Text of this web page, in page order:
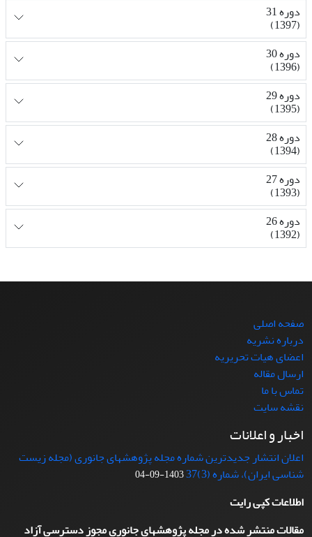
دوره 31
(1397)
دوره 30
(1396)
دوره 29
(1395)
دوره 28
(1394)
دوره 27
(1393)
دوره 26
(1392)
صفحه اصلی
درباره نشریه
اعضای هیات تحریریه
ارسال مقاله
تماس با ما
نقشه سایت
اخبار و اعلانات
اعلان انتشار جدیدترین شماره مجله پژوهشهای جانوری (مجله زیست
شناسی ایران)، شماره (3)37
1403-09-04
اطلاعات کپی رایت
مقالات منتشر شده در مجله پژوهشهای جانوری مجوز دسترسی آزاد